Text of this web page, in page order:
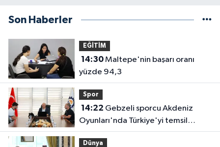
Son Haberler
EĞİTİM
14:30Maltepe'nin başarı oranı
yüzde 94,3
Spor
14:22
Oyunları'nda Türkiye'yi temsil
edecek
Dünya